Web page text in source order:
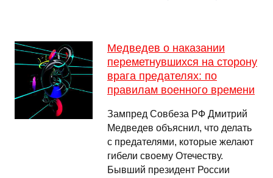
Медведев о наказании
переметнувшихся на сторону
врага предателях: по
правилам военного времени
Зампред Совбеза РФ Дмитрий
Медведев объяснил, что делать
с предателями, которые желают
гибели своему Отечеству.
Бывший президент России